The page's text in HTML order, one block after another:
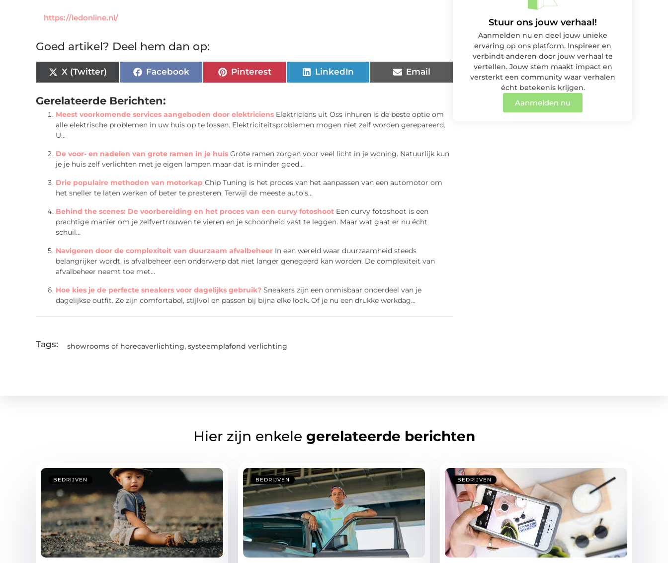
https://ledonline.nl/
Goed artikel? Deel hem dan op:
X (Twitter) Facebook Pinterest LinkedIn Email
Gerelateerde Berichten:
Meest voorkomende services aangeboden door elektriciens Elektriciens uit Oss inhuren is de beste optie om
alle elektrische problemen in uw huis op te lossen. Elektriciteitsproblemen mogen niet zelf worden gerepareerd.
U...
De voor- en nadelen van grote ramen in je huis Grote ramen zorgen voor veel licht in je woning. Natuurlijk kun
je je huis zelf verlichten met je eigen lampen maar dat is minder goed...
Drie populaire methoden van motorkap Chip Tuning is het proces van het aanpassen van een automotor om
het sneller te laten werken of beter te presteren. Terwijl de meeste auto’s...
Behind the scenes: De voorbereiding en het proces van een curvy fotoshoot Een curvy fotoshoot is een
prachtige manier om je zelfvertrouwen te vieren en je schoonheid vast te leggen. Maar wat gaat er nu écht
schuil...
Navigeren door de complexiteit van duurzaam afvalbeheer In een wereld waar duurzaamheid steeds
belangrijker wordt, is afvalbeheer een onderwerp dat niet langer genegeerd kan worden. De complexiteit van
afvalbeheer neemt toe met...
Hoe kies je de perfecte sneakers voor dagelijks gebruik? Sneakers zijn een onmisbaar onderdeel van je
dagelijkse outfit. Ze zijn comfortabel, stijlvol en passen bij bijna elke look. Of je nu een drukke werkdag...
Tags: showrooms of horecaverlichting, systeemplafond verlichting
Stuur ons jouw verhaal!
Aanmelden nu en deel jouw unieke
ervaring op ons platform. Inspireer en
verbindt anderen door jouw verhaal te
vertellen. Jouw stem maakt impact en
versterkt een community waar verhalen
écht betekenis krijgen.
Aanmelden nu
Hier zijn enkele gerelateerde berichten
BEDRIJVEN BEDRIJVEN BEDRIJVEN